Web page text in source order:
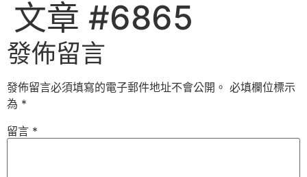
文章 #6865
發佈留言
發佈留言必須填寫的電子郵件地址不會公開。 必填欄位標示
為 *
留言 *